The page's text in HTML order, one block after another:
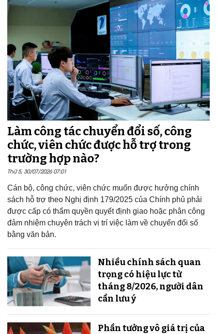
Làm công tác chuyển đổi số, công
chức, viên chức được hỗ trợ trong
trường hợp nào?
Thứ 5, 30/07/2026 07:01
Cán bộ, công chức, viên chức muốn được hưởng chính
sách hỗ trợ theo Nghị định 179/2025 của Chính phủ phải
được cấp có thẩm quyền quyết định giao hoặc phân công
đảm nhiệm chuyên trách vị trí việc làm về chuyển đổi số
bằng văn bản.
Nhiều chính sách quan
trọng có hiệu lực từ
tháng 8/2026, người dân
cần lưu ý
Phần tưởng vô giá trị của